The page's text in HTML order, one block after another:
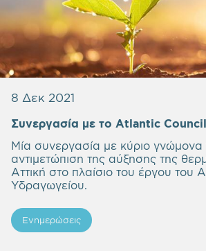
8 Δεκ 2021
Συνεργασία με το Atlantic Council
Μία συνεργασία με κύριο γνώμονα
αντιμετώπιση της αύξησης της
Αττική στο πλαίσιο του έργου του
Υδραγωγείου.
Ενημερώσεις